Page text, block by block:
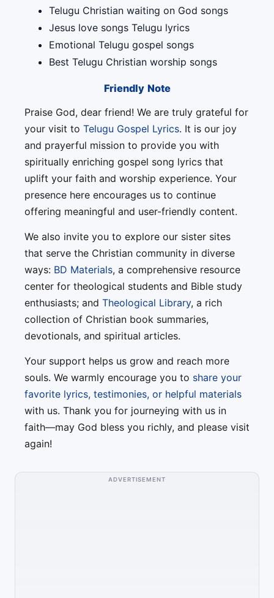
Telugu Christian waiting on God songs
Jesus love songs Telugu lyrics
Emotional Telugu gospel songs
Best Telugu Christian worship songs
Friendly Note
Praise God, dear friend! We are truly grateful for
your visit to Telugu Gospel Lyrics. It is our joy
and prayerful mission to provide you with
spiritually enriching gospel song lyrics that
uplift your faith and worship experience. Your
presence here encourages us to continue
offering meaningful and user-friendly content.
We also invite you to explore our sister sites
that serve the Christian community in diverse
ways: BD Materials, a comprehensive resource
center for theological students and Bible study
enthusiasts; and Theological Library, a rich
collection of Christian book summaries,
devotionals, and spiritual articles.
Your support helps us grow and reach more
souls. We warmly encourage you to share your
favorite lyrics, testimonies, or helpful materials
with us. Thank you for journeying with us in
faith—may God bless you richly, and please visit
again!
ADVERTISEMENT